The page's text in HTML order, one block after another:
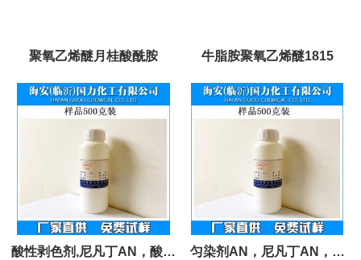
聚氧乙烯醚月桂酸酰胺 牛脂胺聚氧乙烯醚1815
酸性剥色剂,尼凡丁AN，酸性 匀染剂AN，尼凡丁AN，酸